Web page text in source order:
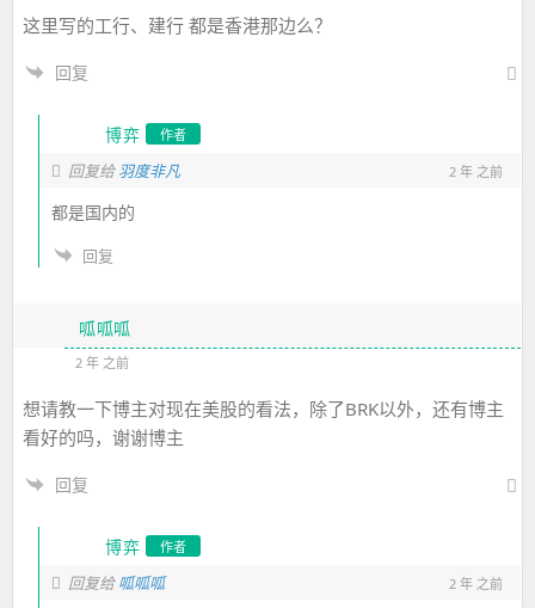
这里写的工行、建行 都是香港那边么？
回复
博弈 作者
回复给羽度非凡 2 年 之前
都是国内的
回复
呱呱呱
2 年 之前
想请教一下博主对现在美股的看法，除了BRK以外，还有博主
看好的吗，谢谢博主
回复
博弈 作者
回复给呱呱呱 2 年 之前